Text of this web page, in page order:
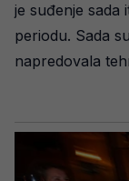
je suđenje sada
periodu. Sada
napredovala